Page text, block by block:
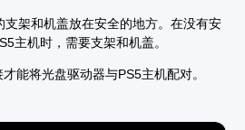
架和机盖放在安全的地方。在没有安
主机时，需要支架和机盖。
能将光盘驱动器与PS5主机配对。